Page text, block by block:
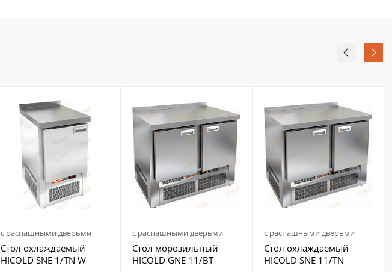
с распашными дверьми
Стол охлаждаемый
HICOLD SNE 1/TN W
с распашными дверьми
Стол морозильный
HICOLD GNE 11/BT
с распашными дверьми
Стол охлаждаемый
HICOLD SNE 11/TN